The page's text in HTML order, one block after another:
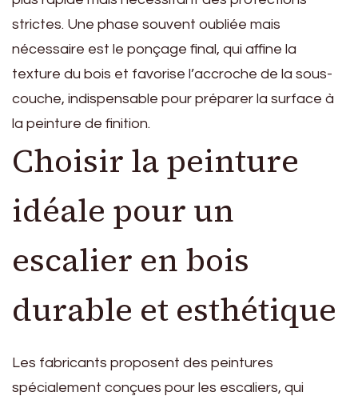
strictes. Une phase souvent oubliée mais
nécessaire est le ponçage final, qui affine la
texture du bois et favorise l’accroche de la sous-
couche, indispensable pour préparer la surface à
la peinture de finition.
Choisir la peinture
idéale pour un
escalier en bois
durable et esthétique
Les fabricants proposent des peintures
spécialement conçues pour les escaliers, qui